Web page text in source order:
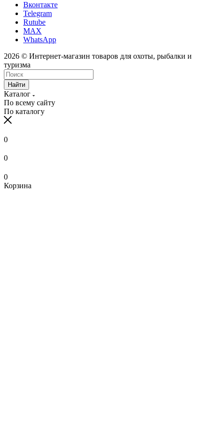
Вконтакте
Telegram
Rutube
MAX
WhatsApp
2026 © Интернет-магазин товаров для охоты, рыбалки и
туризма
Найти
Каталог
По всему сайту
По каталогу
0
0
0
Корзина